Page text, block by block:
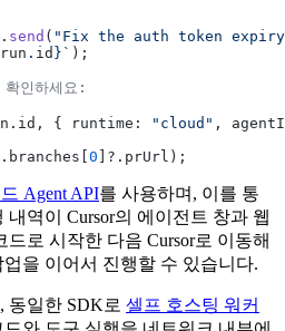
send ( "Fix the auth token
run . id }` );
인하세요:
{ runtime: "cloud" ,
0 ]?.prUrl);
Agent API를 사용하며, 이를 통
역이 Cursor의 에이전트 창과 웹
로 시작한 다음 Cursor로 이동해
을 이어서 진행할 수 있습니다.
동일한 SDK로 셀프 호스팅 워커